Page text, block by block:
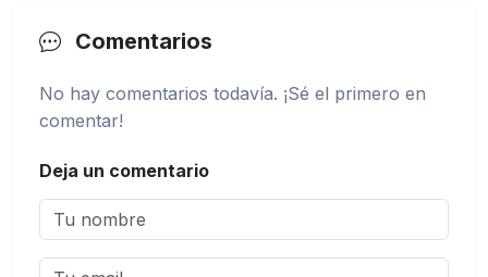
Comentarios
No hay comentarios todavía. ¡Sé el primero en
comentar!
Deja un comentario